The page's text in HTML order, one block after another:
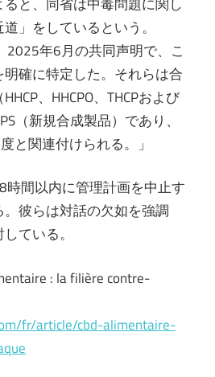
」をしているという。
2025年6月の共同声明で、こ
確に特定した。それらは合
、HHCPO、THCPおよび
（新規合成製品）であり、
と関連付けられる。」
間以内に管理計画を中止す
彼らは対話の欠如を強調
ている。
: la filière contre-
fr/article/cbd-alimentaire-